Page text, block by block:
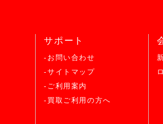
サポート
-お問い合わせ
-サイトマップ
-ご利用案内
-買取ご利用の方へ